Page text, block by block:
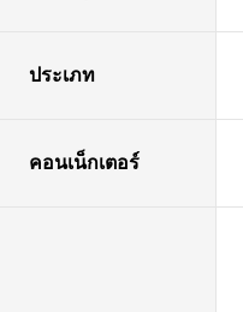
ประเภท
คอนเน็กเตอร์